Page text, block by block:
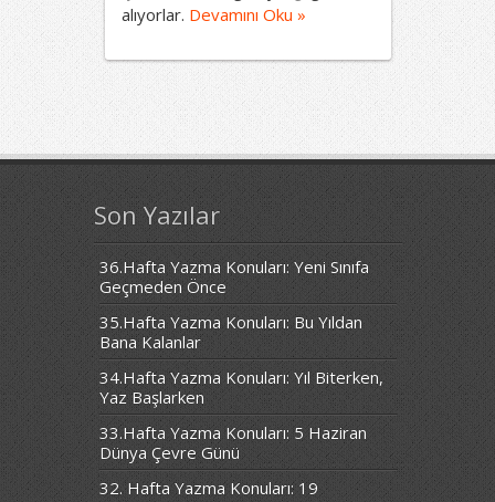
alıyorlar. Devamını Oku »
Son Yazılar
36.Hafta Yazma Konuları: Yeni Sınıfa
Geçmeden Önce
35.Hafta Yazma Konuları: Bu Yıldan
Bana Kalanlar
34.Hafta Yazma Konuları: Yıl Biterken,
Yaz Başlarken
33.Hafta Yazma Konuları: 5 Haziran
Dünya Çevre Günü
32. Hafta Yazma Konuları: 19